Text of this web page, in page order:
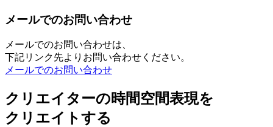
メールでのお問い合わせ
メールでのお問い合わせは、
下記リンク先よりお問い合わせください。
メールでのお問い合わせ
クリエイターの時間空間表現を
クリエイトする